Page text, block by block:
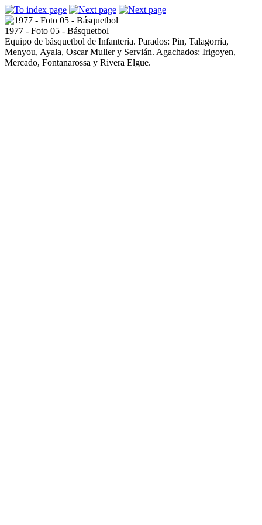
1977 - Foto 05 - Básquetbol
Equipo de básquetbol de Infantería. Parados: Pin, Talagorría,
Menyou, Ayala, Oscar Muller y Servián. Agachados: Irigoyen,
Mercado, Fontanarossa y Rivera Elgue.